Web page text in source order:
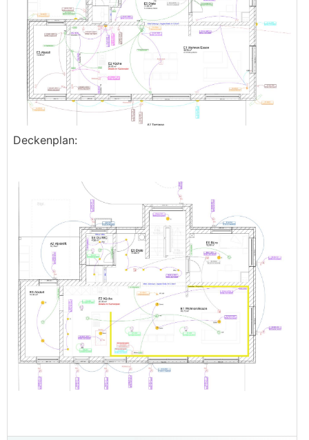
Deckenplan: